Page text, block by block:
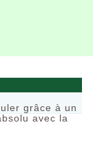
grâce à un
avec la